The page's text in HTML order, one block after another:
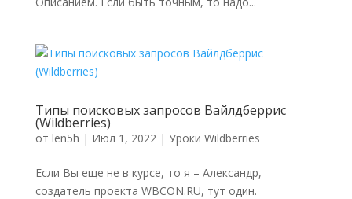
Типы поисковых запросов Вайлдберрис
(Wildberries)
от len5h | Июл 1, 2022| Уроки Wildberries
Если Вы еще не в курсе, то я – Александр,
создатель проекта WBCON.RU, тут один.